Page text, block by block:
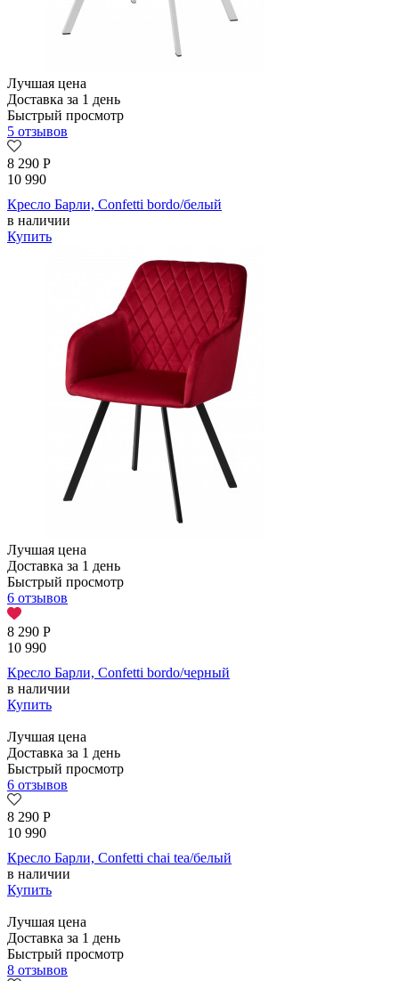
Лучшая цена
Доставка за 1 день
Быстрый просмотр
5 отзывов
8 290 Р
10 990
Кресло Барли, Confetti bordo/белый
в наличии
Купить
Лучшая цена
Доставка за 1 день
Быстрый просмотр
6 отзывов
8 290 Р
10 990
Кресло Барли, Confetti bordo/черный
в наличии
Купить
Лучшая цена
Доставка за 1 день
Быстрый просмотр
6 отзывов
8 290 Р
10 990
Кресло Барли, Confetti chai tea/белый
в наличии
Купить
Лучшая цена
Доставка за 1 день
Быстрый просмотр
8 отзывов